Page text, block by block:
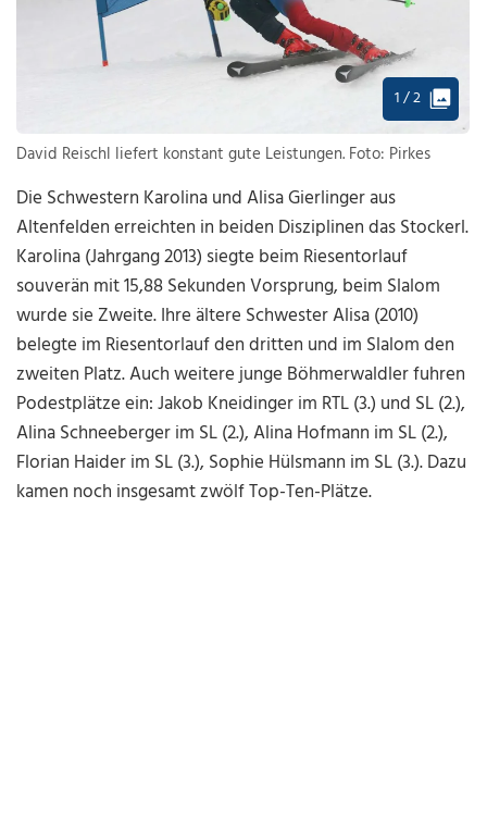
1 / 2
David Reischl liefert konstant gute Leistungen. Foto: Pirkes
Die Schwestern Karolina und Alisa Gierlinger aus
Altenfelden erreichten in beiden Disziplinen das Stockerl.
Karolina (Jahrgang 2013) siegte beim Riesentorlauf
souverän mit 15,88 Sekunden Vorsprung, beim Slalom
wurde sie Zweite. Ihre ältere Schwester Alisa (2010)
belegte im Riesentorlauf den dritten und im Slalom den
zweiten Platz. Auch weitere junge Böhmerwaldler fuhren
Podestplätze ein: Jakob Kneidinger im RTL (3.) und SL (2.),
Alina Schneeberger im SL (2.), Alina Hofmann im SL (2.),
Florian Haider im SL (3.), Sophie Hülsmann im SL (3.). Dazu
kamen noch insgesamt zwölf Top-Ten-Plätze.